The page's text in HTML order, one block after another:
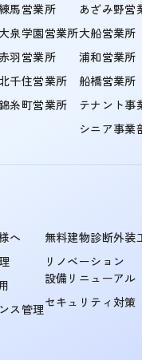
馬営業所
泉学園営業所
羽営業所
千住営業所
糸町営業所
あざみ野営
大船営業所
浦和営業所
船橋営業所
テナント事
シニア事業
へ
ス管理
無料建物診断外装
リノベーション
設備リニューアル
セキュリティ対策